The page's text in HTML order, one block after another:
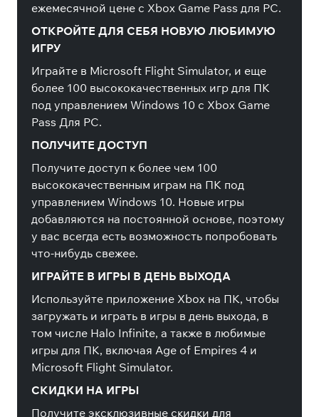
ежемесячной цене с Xbox Game Pass для PC.
ОТКРОЙТЕ ДЛЯ СЕБЯ НОВУЮ ЛЮБИМУЮ
ИГРУ
Играйте в Microsoft Flight Simulator, и еще
более 100 высококачественных игр для ПК
под управлением Windows 10 с Xbox Game
Pass Для PC.
ПОЛУЧИТЕ ДОСТУП
Получите доступ к более чем 100
высококачественным играм на ПК под
управлением Windows 10. Новые игры
добавляются на постоянной основе, поэтому
у вас всегда есть возможность попробовать
что-нибудь свежее.
ИГРАЙТЕ В ИГРЫ В ДЕНЬ ВЫХОДА
Используйте приложение Xbox на ПК, чтобы
загружать и играть в игры в день выхода, в
том числе Halo Infinite, а также в любимые
игры для ПК, включая Age of Empires 4 и
Microsoft Flight Simulator.
СКИДКИ НА ИГРЫ
Получите эксклюзивные скидки для